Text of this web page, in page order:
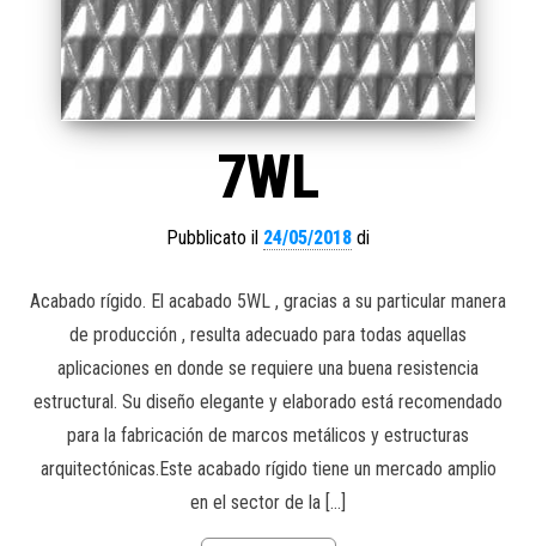
7WL
Pubblicato il 24/05/2018 di
Acabado rígido. El acabado 5WL , gracias a su particular manera
de producción , resulta adecuado para todas aquellas
aplicaciones en donde se requiere una buena resistencia
estructural. Su diseño elegante y elaborado está recomendado
para la fabricación de marcos metálicos y estructuras
arquitectónicas.Este acabado rígido tiene un mercado amplio
en el sector de la […]